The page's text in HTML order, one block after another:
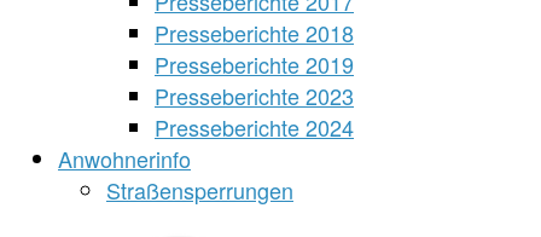
Presseberichte 2018
Presseberichte 2019
Presseberichte 2023
Presseberichte 2024
Anwohnerinfo
Straßensperrungen